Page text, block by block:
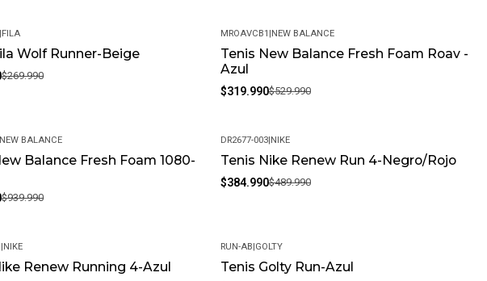
La imagen de referencia puede variar debido al tratamiento fotográfico y la
de su monitor. Por favor, tenga en cuenta este detalle al realizar su compra.
|FILA
Wolf Runner-Beige
$269.990
-40%
MROAVCB1 |NEW BALANCE
Tenis New Balance Fresh Foam Roav -
Azul
$319.990$529.990
NEW BALANCE
Balance Fresh Foam 1080-
$939.990
-21%
DR2677-003|NIKE
Tenis Nike Renew Run 4-Negro/Rojo
$384.990$489.990
|NIKE
Renew Running 4-Azul -37%
RUN-AB|GOLTY
Tenis Golty Run-Azul